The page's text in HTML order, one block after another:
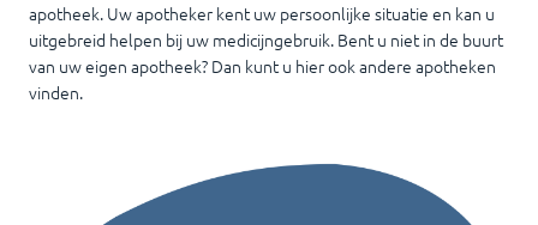
apotheek. Uw apotheker kent uw persoonlijke situatie en kan u
uitgebreid helpen bij uw medicijngebruik. Bent u niet in de buurt
van uw eigen apotheek? Dan kunt u hier ook andere apotheken
vinden.